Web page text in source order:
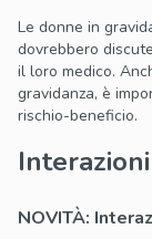
Le donne in
dovrebbero
il loro medico.
gravidanza, è
rischio-beneficio.
NOVITÀ: